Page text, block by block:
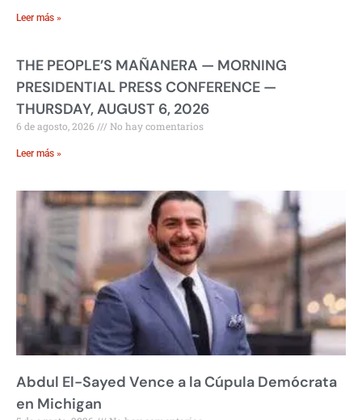
Leer más »
THE PEOPLE’S MAÑANERA — MORNING
PRESIDENTIAL PRESS CONFERENCE —
THURSDAY, AUGUST 6, 2026
6 de agosto, 2026 No hay comentarios
Leer más »
Abdul El-Sayed Vence a la Cúpula Demócrata
en Michigan